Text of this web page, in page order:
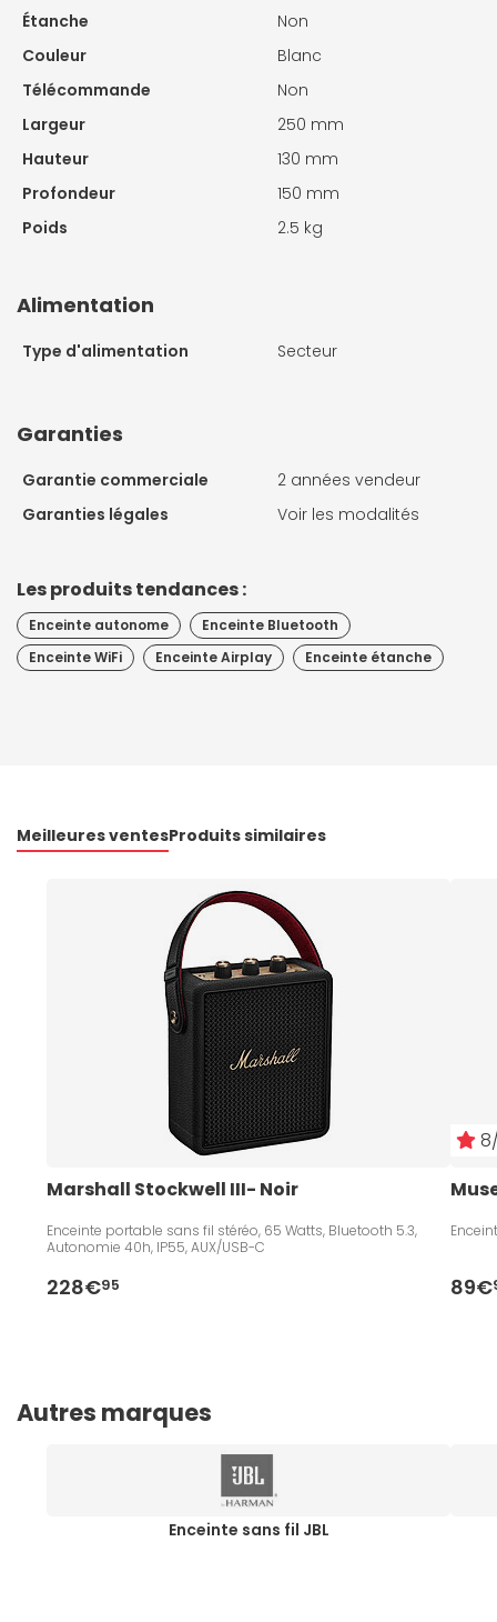
Étanche
Non
Couleur
Blanc
Télécommande
Non
Largeur
250 mm
Hauteur
130 mm
Profondeur
150 mm
Poids
2.5 kg
Alimentation
Type d'alimentation Secteur
Garanties
Garantie commerciale
2 années vendeur
Garanties légales
Voir les modalités
Les produits tendances :
Enceinte autonome
Enceinte Bluetooth
Enceinte WiFi
Enceinte Airplay Enceinte étanche
Meilleures ventesProduits similaires
Marshall Stockwell III- Noir
Enceinte portable sans fil stéréo, 65 Watts, Bluetooth 5.3,
Autonomie 40h, IP55, AUX/USB-C
228€95 89€
Autres marques
Enceinte sans fil JBL